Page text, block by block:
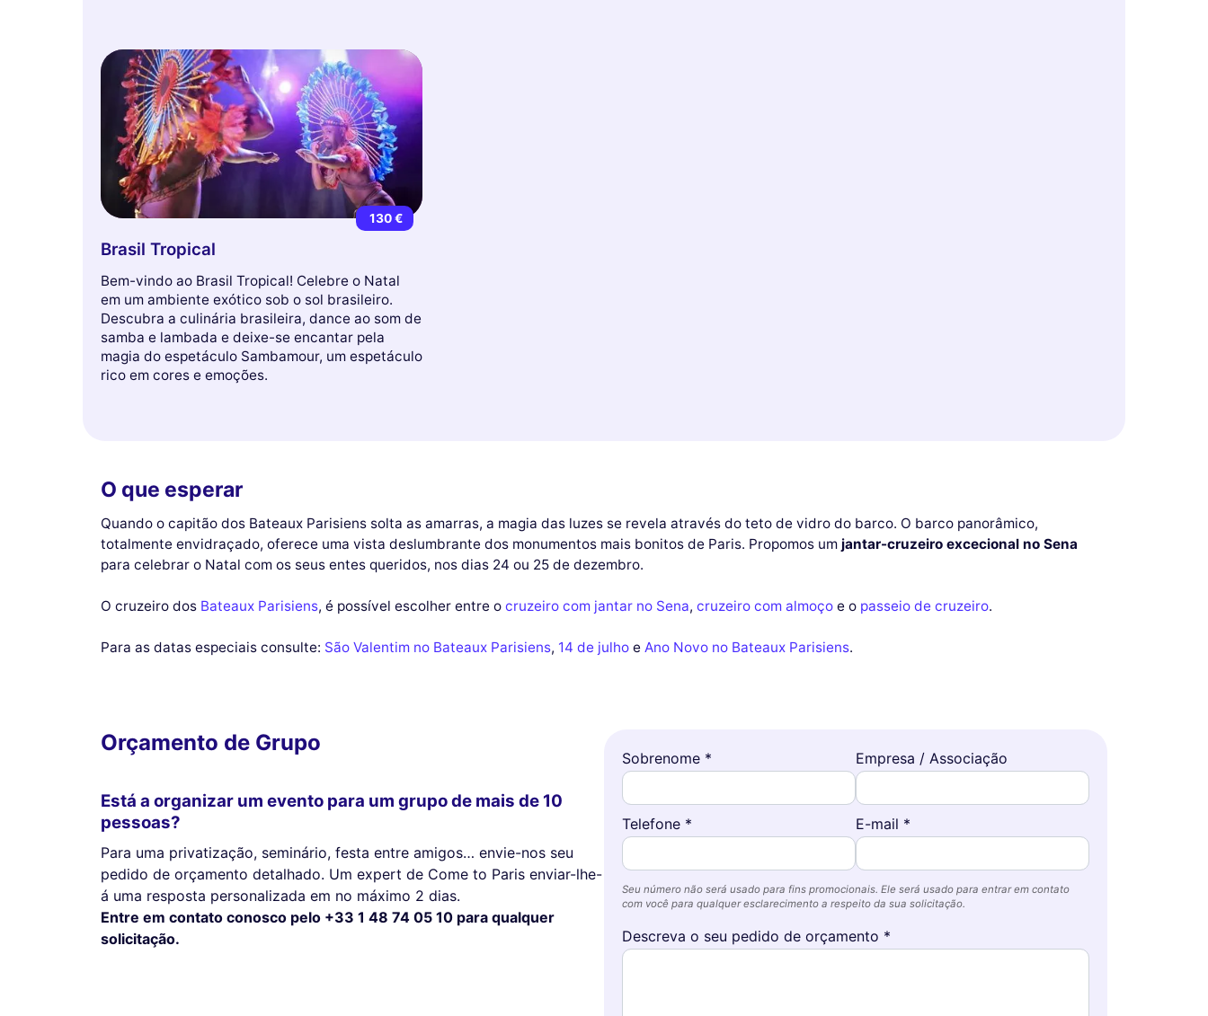
130 €
Brasil Tropical
Bem-vindo ao Brasil Tropical! Celebre o Natal
em um ambiente exótico sob o sol brasileiro.
Descubra a culinária brasileira, dance ao som de
samba e lambada e deixe-se encantar pela
magia do espetáculo Sambamour, um espetáculo
rico em cores e emoções.
O que esperar
Quando o capitão dos Bateaux Parisiens solta as amarras, a magia das luzes se revela através do teto de vidro do barco. O barco panorâmico,
totalmente envidraçado, oferece uma vista deslumbrante dos monumentos mais bonitos de Paris. Propomos um jantar-cruzeiro excecional no Sena
para celebrar o Natal com os seus entes queridos, nos dias 24 ou 25 de dezembro.
O cruzeiro dos Bateaux Parisiens, é possível escolher entre o cruzeiro com jantar no Sena, cruzeiro com almoço e o passeio de cruzeiro.
Para as datas especiais consulte: São Valentim no Bateaux Parisiens, 14 de julho e Ano Novo no Bateaux Parisiens.
Orçamento de Grupo
Está a organizar um evento para um grupo de mais de 10
pessoas?
Para uma privatização, seminário, festa entre amigos… envie-nos seu
pedido de orçamento detalhado. Um expert de Come to Paris enviar-lhe-
á uma resposta personalizada em no máximo 2 dias.
Entre em contato conosco pelo +33 1 48 74 05 10 para qualquer
solicitação.
Sobrenome * Empresa / Associação
Telefone * E-mail *
Seu número não será usado para fins promocionais. Ele será usado para entrar em contato
com você para qualquer esclarecimento a respeito da sua solicitação.
Descreva o seu pedido de orçamento *